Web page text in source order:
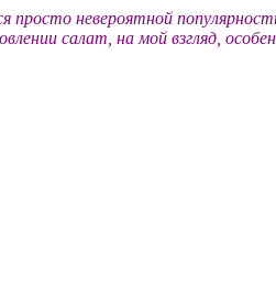
просто невероятной
салат, на мой взгляд,